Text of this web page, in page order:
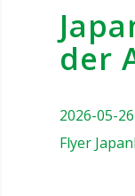
der
2026-05-
Flyer